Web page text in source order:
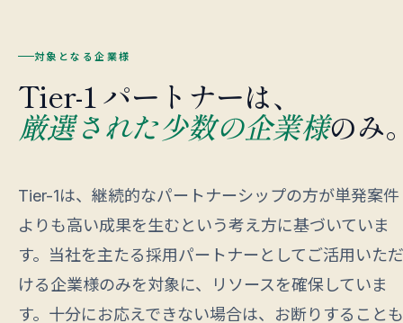
対象となる企業様
Tier-1 パートナーは、
厳選された少数の企業様のみ
Tier-1は、継続的なパートナーシップの方が単発案件
よりも高い成果を生むという考え方に基づいていま
す。当社を主たる採用パートナーとしてご活用いただ
ける企業様のみを対象に、リソースを確保していま
す。十分にお応えできない場合は、お断りすることも